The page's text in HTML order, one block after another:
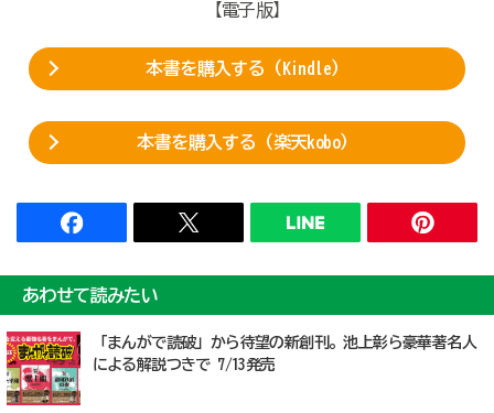
【電子版】
本書を購入する（Kindle）
本書を購入する（楽天kobo）
あわせて読みたい
「まんがで読破」から待望の新創刊。池上彰ら豪華著名人
による解説つきで 7/13発売